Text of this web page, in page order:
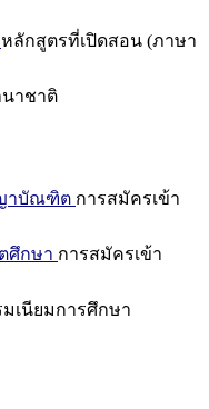
หลักสูตรที่เปิดสอน (ภาษา
าชาติ
าบัณฑิต การสมัครเข้า
ศึกษา การสมัครเข้า
เนียมการศึกษา